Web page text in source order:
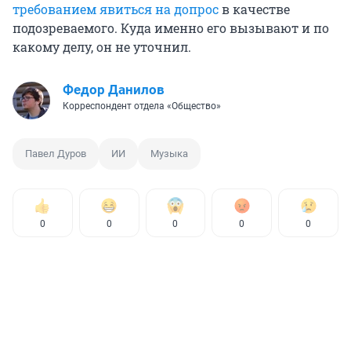
требованием явиться на допросв качестве
подозреваемого. Куда именно его вызывают и по
какому делу, он не уточнил.
Федор Данилов
Корреспондент отдела «Общество»
Павел Дуров ИИ Музыка
0 0 0 0 0